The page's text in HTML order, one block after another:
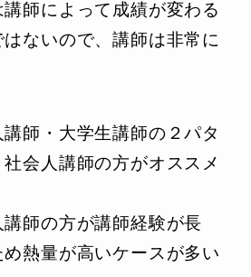
師によって成績が変わる
ないので、講師は非常に
師・大学生講師の２パタ
会人講師の方がオススメ
師の方が講師経験が長
め熱量が高いケースが多い